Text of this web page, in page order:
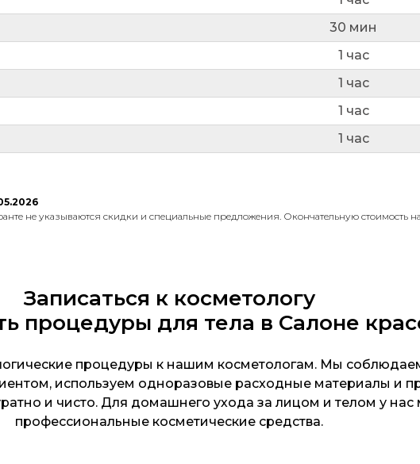
30 мин
1 час
1 час
1 час
1 час
не указываются скидки и специальные предложения. Окончательную стоимость
Записаться к косметологу
процедуры для тела в Салоне
процедуры к нашим косметологам. Мы
используем одноразовые расходные материалы и
и чисто. Для домашнего ухода за лицом и телом у
профессиональные косметические средства.